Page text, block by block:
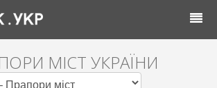
МІСТ УКРАЇНИ